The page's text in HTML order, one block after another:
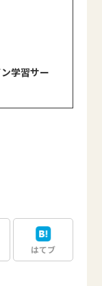
学習サー
はてブ